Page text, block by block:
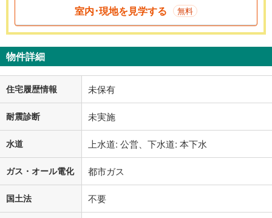
室内･現地を見学する 無料
物件詳細
住宅履歴情報 未保有
耐震診断 未実施
水道 上水道: 公営、下水道: 本下水
ガス・オール電化 都市ガス
国土法 不要